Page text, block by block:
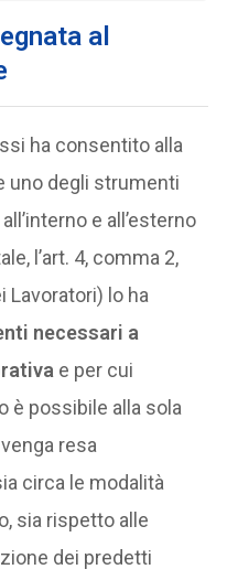
al
ha consentito alla
uno degli strumenti
e all’esterno
l’art. 4, comma 2,
Lavoratori) lo ha
necessari a
e per cui
è possibile alla sola
resa
circa le modalità
sia rispetto alle
dei predetti